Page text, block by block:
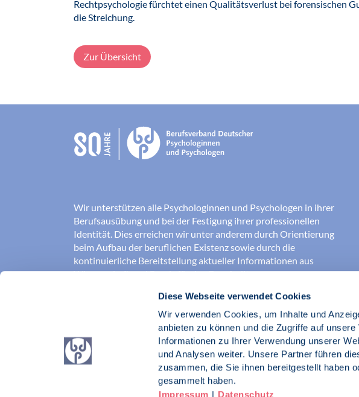
Diese Webseite verwendet Cookies
Wir verwenden Cookies, um Inhalte und
anbieten zu können und die Zugriffe auf
Informationen zu Ihrer Verwendung unserer
und Analysen weiter. Unsere Partner führen
zusammen, die Sie ihnen bereitgestellt haben
gesammelt haben.
Impressum | Datenschutz
Rechtpsychologie fürchtet einen Qualitätsverlust bei forensischen
die Streichung.
Zur Übersicht
Wir unterstützen alle Psychologinnen und Psychologen in ihrer
Berufsausübung und bei der Festigung ihrer professionellen
Identität. Dies erreichen wir unter anderem durch Orientierung
beim Aufbau der beruflichen Existenz sowie durch die
kontinuierliche Bereitstellung aktueller Informationen aus
Wissenschaft und Praxis für den Berufsalltag.
Wir erschließen und sichern Berufsfelder und sorgen dafür, dass
Erkenntnisse der Psychologie kompetent und verantwortungsvoll
umgesetzt werden. Darüber hinaus stärken wir das Ansehen aller
Psychologinnen und Psychologen in der Öffentlichkeit und
vertreten eigene berufspolitische Positionen in der Gesellschaft.
Berufsverband Deutscher Psychologinnen und Psychologen